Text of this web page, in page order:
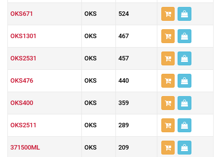
OKS671 OKS 524
OKS1301 OKS 467
OKS2531 OKS 457
OKS476 OKS 440
OKS400 OKS 359
OKS2511 OKS 289
371500ML OKS 209